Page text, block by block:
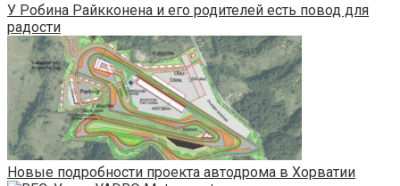
У Робина Райкконена и его родителей есть повод для
радости
Новые подробности проекта автодрома в Хорватии